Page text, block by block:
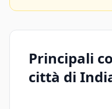
Principali
città di